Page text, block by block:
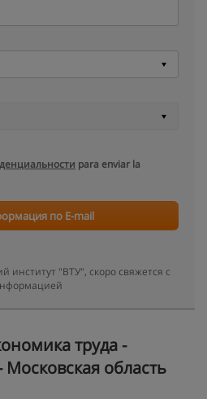
para enviar la
по E-mail
институт "ВТУ", скоро свяжется с
труда -
область